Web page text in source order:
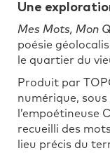
Une
Mes Mots, Mon
poésie
le quartier du
Produit par
numérique,
l’empoétineuse
recueilli des
lieu précis du